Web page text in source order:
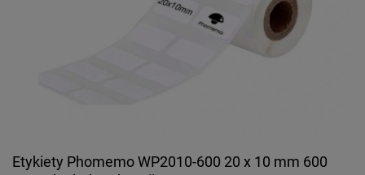
Etykiety Phomemo WP2010-600 20 x 10 mm 600